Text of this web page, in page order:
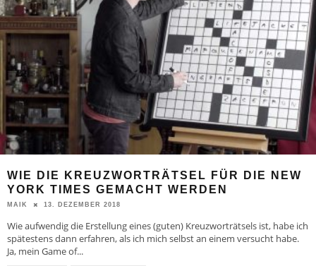
WIE DIE KREUZWORTRÄTSEL FÜR DIE NEW
YORK TIMES GEMACHT WERDEN
MAIK 13. DEZEMBER 2018
Wie aufwendig die Erstellung eines (guten) Kreuzworträtsels ist, habe ich
spätestens dann erfahren, als ich mich selbst an einem versucht habe.
Ja, mein Game of...